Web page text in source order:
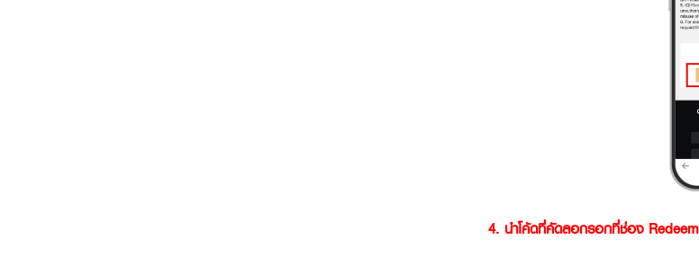
4. นำโค้ดที่คัดลอกรอกที่ช่อง Redeem